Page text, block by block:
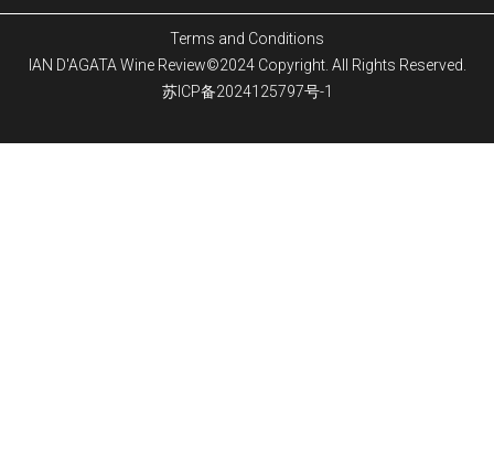
Terms and Conditions
IAN D'AGATA Wine Review©2024 Copyright. All Rights Reserved.
苏ICP备2024125797号-1